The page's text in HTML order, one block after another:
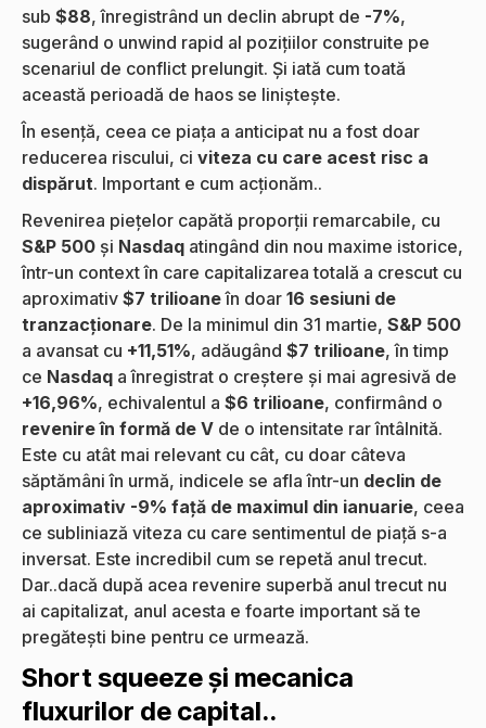
sub $88, înregistrând un declin abrupt de -7%,
sugerând o unwind rapid al pozițiilor construite pe
scenariul de conflict prelungit. Și iată cum toată
această perioadă de haos se liniștește.
În esență, ceea ce piața a anticipat nu a fost doar
reducerea riscului, ci viteza cu care acest risc a
dispărut. Important e cum acționăm..
Revenirea piețelor capătă proporții remarcabile, cu
S&P 500 și Nasdaq atingând din nou maxime istorice,
într-un context în care capitalizarea totală a crescut cu
aproximativ $7 trilioaneîn doar 16 sesiuni de
tranzacționare. De la minimul din 31 martie, S&P 500
a avansat cu +11,51%, adăugând $7 trilioane, în timp
ce Nasdaq a înregistrat o creștere și mai agresivă de
+16,96%, echivalentul a $6 trilioane, confirmând o
revenire în formă de V de o intensitate rar întâlnită.
Este cu atât mai relevant cu cât, cu doar câteva
săptămâni în urmă, indicele se afla într-un declin de
aproximativ -9% față de maximul din ianuarie, ceea
ce subliniază viteza cu care sentimentul de piață s-a
inversat. Este incredibil cum se repetă anul trecut.
Dar..dacă după acea revenire superbă anul trecut nu
ai capitalizat, anul acesta e foarte important să te
pregătești bine pentru ce urmează.
Short squeeze și mecanica
fluxurilor de capital..